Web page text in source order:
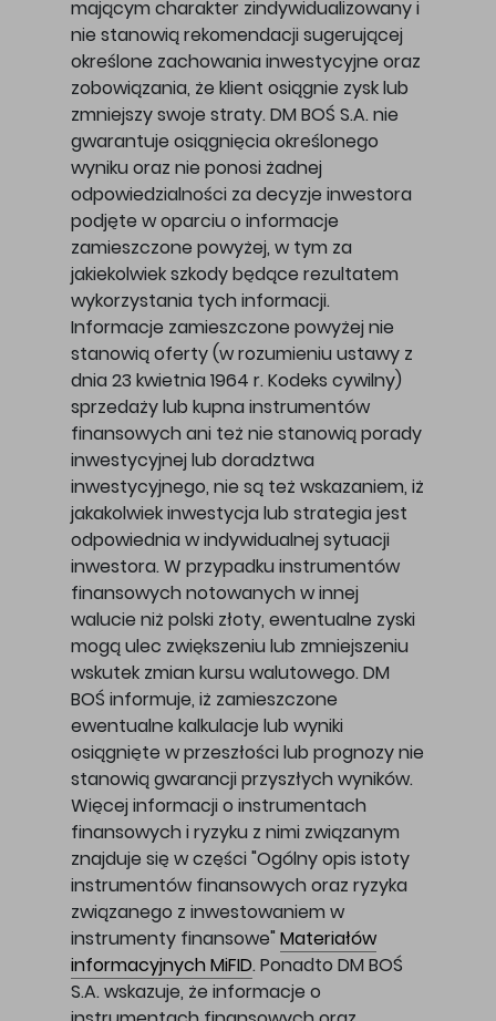
mającym charakter zindywidualizowany i
nie stanowią rekomendacji sugerującej
określone zachowania inwestycyjne oraz
zobowiązania, że klient osiągnie zysk lub
zmniejszy swoje straty. DM BOŚ S.A. nie
gwarantuje osiągnięcia określonego
wyniku oraz nie ponosi żadnej
odpowiedzialności za decyzje inwestora
podjęte w oparciu o informacje
zamieszczone powyżej, w tym za
jakiekolwiek szkody będące rezultatem
wykorzystania tych informacji.
Informacje zamieszczone powyżej nie
stanowią oferty (w rozumieniu ustawy z
dnia 23 kwietnia 1964 r. Kodeks cywilny)
sprzedaży lub kupna instrumentów
finansowych ani też nie stanowią porady
inwestycyjnej lub doradztwa
inwestycyjnego, nie są też wskazaniem, iż
jakakolwiek inwestycja lub strategia jest
odpowiednia w indywidualnej sytuacji
inwestora. W przypadku instrumentów
finansowych notowanych w innej
walucie niż polski złoty, ewentualne zyski
mogą ulec zwiększeniu lub zmniejszeniu
wskutek zmian kursu walutowego. DM
BOŚ informuje, iż zamieszczone
ewentualne kalkulacje lub wyniki
osiągnięte w przeszłości lub prognozy nie
stanowią gwarancji przyszłych wyników.
Więcej informacji o instrumentach
finansowych i ryzyku z nimi związanym
znajduje się w części "Ogólny opis istoty
instrumentów finansowych oraz ryzyka
związanego z inwestowaniem w
instrumenty finansowe" Materiałów
informacyjnych MiFID. Ponadto DM BOŚ
S.A. wskazuje, że informacje o